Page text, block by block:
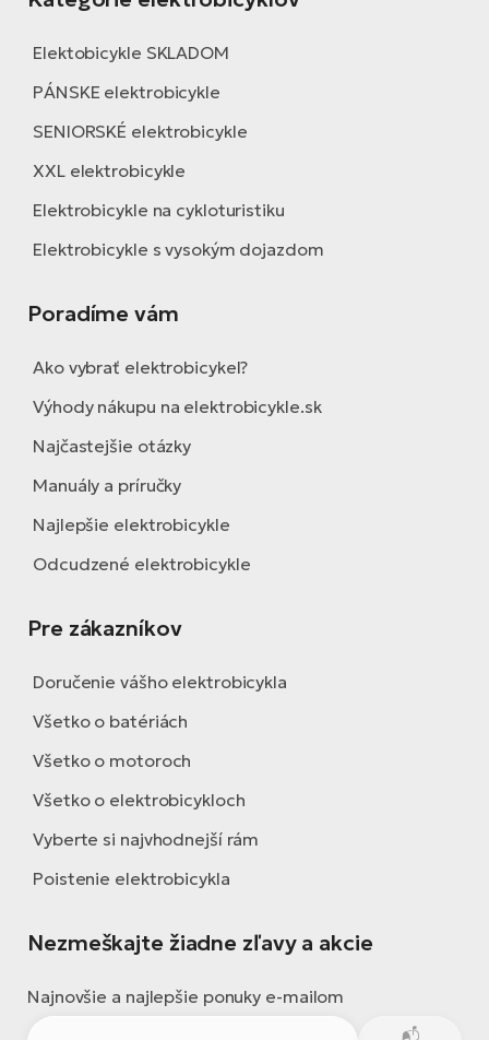
Elektobicykle SKLADOM
PÁNSKE elektrobicykle
SENIORSKÉ elektrobicykle
XXL elektrobicykle
Elektrobicykle na cykloturistiku
Elektrobicykle s vysokým dojazdom
Poradíme vám
Ako vybrať elektrobicykel?
Výhody nákupu na elektrobicykle.sk
Najčastejšie otázky
Manuály a príručky
Najlepšie elektrobicykle
Odcudzené elektrobicykle
Pre zákazníkov
Doručenie vášho elektrobicykla
Všetko o batériách
Všetko o motoroch
Všetko o elektrobicykloch
Vyberte si najvhodnejší rám
Poistenie elektrobicykla
Nezmeškajte žiadne zľavy a akcie
Najnovšie a najlepšie ponuky e-mailom